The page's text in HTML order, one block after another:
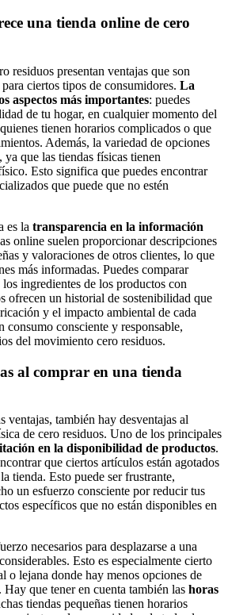
una tienda online de cero
residuos presentan ventajas que son
ciertos tipos de consumidores. La
aspectos más importantes: puedes
de tu hogar, en cualquier momento del
tienen horarios complicados o que
Además, la variedad de opciones
ya que las tiendas físicas tienen
Esto significa que puedes encontrar
que puede que no estén
es la transparencia en la información
online suelen proporcionar descripciones
y valoraciones de otros clientes, lo que
más informadas. Puedes comparar
ingredientes de los productos con
ofrecen un historial de sostenibilidad que
y el impacto ambiental de cada
consumo consciente y responsable,
del movimiento cero residuos.
al comprar en una tienda
ventajas, también hay desventajas al
de cero residuos. Uno de los principales
en la disponibilidad de productos.
que ciertos artículos están agotados
tienda. Esto puede ser frustrante,
un esfuerzo consciente por reducir tus
específicos que no están disponibles en
necesarios para desplazarse a una
Esto es especialmente cierto
o lejana donde hay menos opciones de
Hay que tener en cuenta también las horas
tiendas pequeñas tienen horarios